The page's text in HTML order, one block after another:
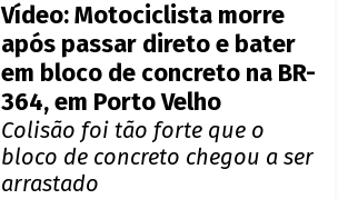
Vídeo: Motociclista morre
após passar direto e bater
em bloco de concreto na BR-
364, em Porto Velho
Colisão foi tão forte que o
bloco de concreto chegou a ser
arrastado